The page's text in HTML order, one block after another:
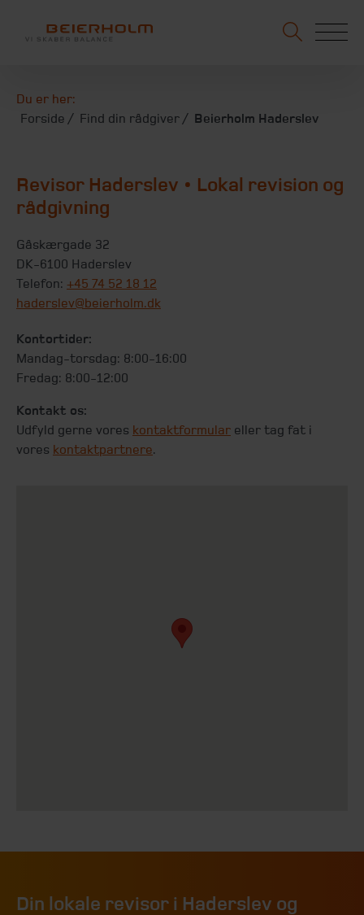
Du er her:
Forside
Find din rådgiver Beierholm Haderslev
Revisor Haderslev • Lokal revision og
rådgivning
Gåskærgade 32
DK-6100 Haderslev
Telefon: +45 74 52 18 12
haderslev@beierholm.dk
Kontortider:
Mandag-torsdag: 8:00-16:00
Fredag: 8:00-12:00
Kontakt os:
Udfyld gerne vores kontaktformular eller tag fat i
vores kontaktpartnere.
Din lokale revisor i Haderslev og